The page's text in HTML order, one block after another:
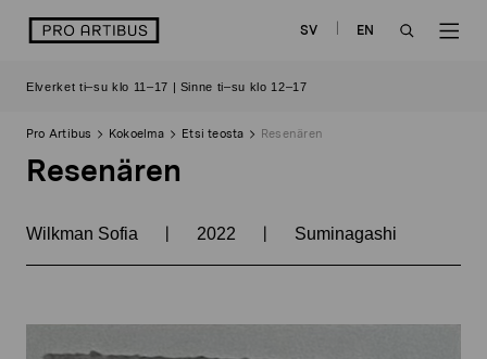
sisältöön
logo SV
EN
Elverket ti–su klo 11–17 | Sinne ti–su klo 12–17
Pro Artibus Kokoelma Etsi teosta Resenären
Resenären
Wilkman Sofia | 2022 | Suminagashi